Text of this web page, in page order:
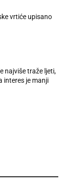
vrtiće upisano
najviše traže ljeti,
interes je manji